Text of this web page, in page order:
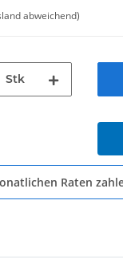
abweichend)
Stk
Raten